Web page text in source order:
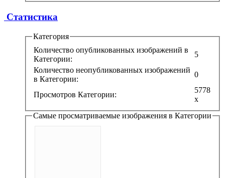
Статистика
Категория
Количество опубликованных изображений в
Категории:
5
Количество неопубликованных изображений
в Категории:
0
Просмотров Категории:
5778
x
Самые просматриваемые изображения в Категории